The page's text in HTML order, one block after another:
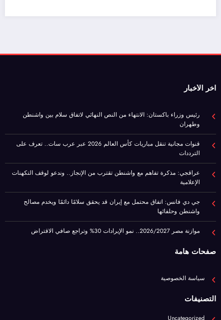
عراقجي: مذكرة تفاهم مع واشنطن تقترب من الإنجاز.. وندعو لوقف التكهنات
الإعلامية
جي دي فانس: اتفاق محتمل مع إيران قد يحقق سلامًا دائمًا ويخدم مصالح
واشنطن وحلفائها
موازنة مصر 2026/2027.. نمو الإيرادات 30% وتراجع صافي الاقتراض
صفحات هامة
سياسة الخصوصية
التصنيفات